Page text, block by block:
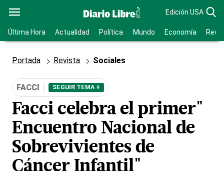
Edición USA
Última Hora Actualidad Política Mundo Economía
Portada Revista Sociales
FACCI SEGUIR TEMA +
Facci celebra el primer"
Encuentro Nacional de
Sobrevivientes de
Cáncer Infantil"